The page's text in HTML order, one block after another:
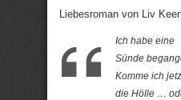
Liebesroman von Liv
Ich habe eine
Sünde
Komme ich
die Hölle …